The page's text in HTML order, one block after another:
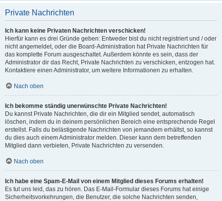
Private Nachrichten
Ich kann keine Privaten Nachrichten verschicken!
Hierfür kann es drei Gründe geben: Entweder bist du nicht registriert und / oder
nicht angemeldet, oder die Board-Administration hat Private Nachrichten für
das komplette Forum ausgeschaltet. Außerdem könnte es sein, dass der
Administrator dir das Recht, Private Nachrichten zu verschicken, entzogen hat.
Kontaktiere einen Administrator, um weitere Informationen zu erhalten.
Nach oben
Ich bekomme ständig unerwünschte Private Nachrichten!
Du kannst Private Nachrichten, die dir ein Mitglied sendet, automatisch
löschen, indem du in deinem persönlichen Bereich eine entsprechende Regel
erstellst. Falls du belästigende Nachrichten von jemandem erhältst, so kannst
du dies auch einem Administrator melden. Dieser kann dem betreffenden
Mitglied dann verbieten, Private Nachrichten zu versenden.
Nach oben
Ich habe eine Spam-E-Mail von einem Mitglied dieses Forums erhalten!
Es tut uns leid, das zu hören. Das E-Mail-Formular dieses Forums hat einige
Sicherheitsvorkehrungen, die Benutzer, die solche Nachrichten senden,